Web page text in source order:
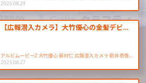
2025.08.29
【広報潜入カメラ】大竹優心の金髪デビ…
アルビムービーZ 大竹優心 奥村仁 広報潜入カメラ 新井泰貴…
2025.08.27